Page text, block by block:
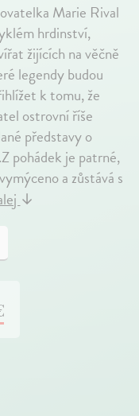
Marie Rival
hrdinství,
žijících na věčně
legendy budou
k tomu, že
ostrovní říše
představy o
pohádek je patrné,
a zůstává s
↓